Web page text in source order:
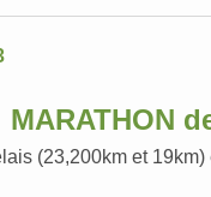
MARATHON
(23,200km et